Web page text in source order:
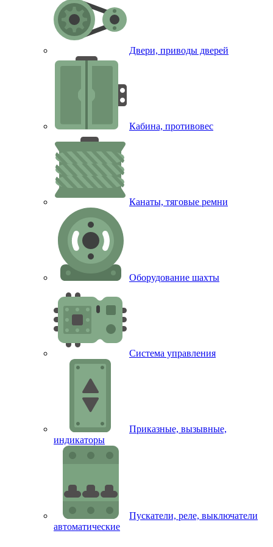
Двери, приводы дверей
Кабина, противовес
Канаты, тяговые ремни
Оборудование шахты
Система управления
Приказные, вызывные,
индикаторы
Пускатели, реле, выключатели
автоматические